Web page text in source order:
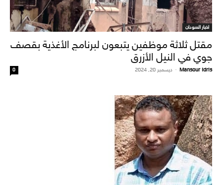
اخبار السودان
مقتل ثلاثة موظفين يتبعون لبرنامج الأغذية بقصف
جوي في النيل الأزرق
Mansour Idris
- ديسمبر 20, 2024 0